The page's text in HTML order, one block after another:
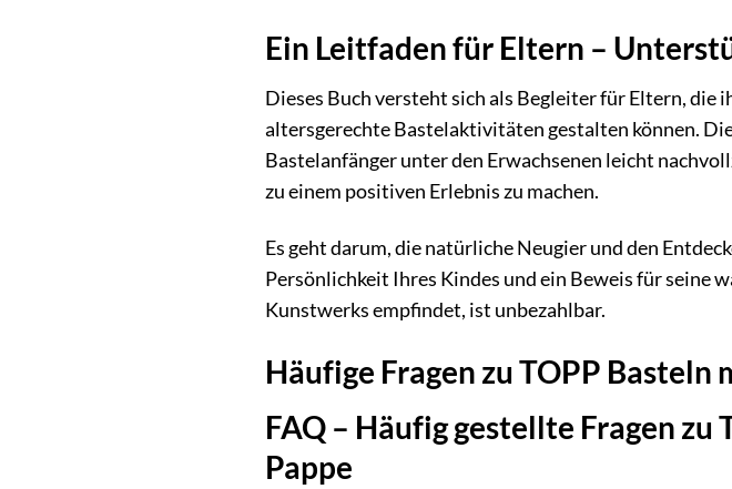
Ein Leitfaden für Eltern –
Dieses Buch versteht sich als Begleiter für Eltern, die
altersgerechte Bastelaktivitäten gestalten können.
Bastelanfänger unter den Erwachsenen leicht
zu einem positiven Erlebnis zu machen.
Es geht darum, die natürliche Neugier und den
Persönlichkeit Ihres Kindes und ein Beweis für seine
Kunstwerks empfindet, ist unbezahlbar.
Häufige Fragen zu TOPP
FAQ – Häufig gestellte Fragen
Pappe